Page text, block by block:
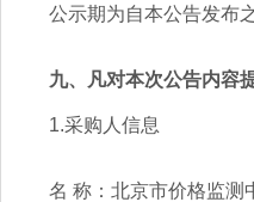
公示期为自本公告发布
九、凡对本次公告内容
1.采购人信息
名 称：北京市价